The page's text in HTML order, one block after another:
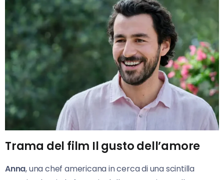
Trama del film Il gusto dell’amore
Anna, una chef americana in cerca di una scintilla